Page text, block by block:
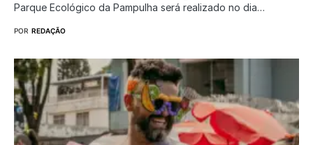
Parque Ecológico da Pampulha será realizado no dia…
POR REDAÇÃO